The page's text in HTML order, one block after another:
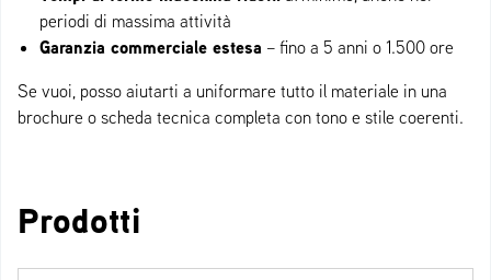
periodi di massima attività
Garanzia commerciale estesa – fino a 5 anni o 1.500 ore
Se vuoi, posso aiutarti a uniformare tutto il materiale in una
brochure o scheda tecnica completa con tono e stile coerenti.
Prodotti